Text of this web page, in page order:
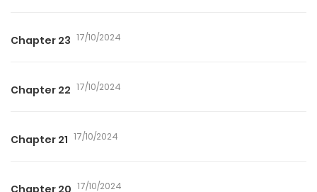
Chapter 23 17/10/2024
Chapter 22 17/10/2024
Chapter 21 17/10/2024
Chapter 20 17/10/2024